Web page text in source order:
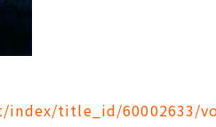
title_id/60002633/